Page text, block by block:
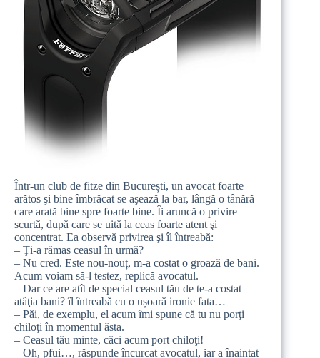
Într-un club de fitze din București, un avocat foarte
arătos şi bine îmbrăcat se aşează la bar, lângă o tânără
care arată bine spre foarte bine. Îi aruncă o privire
scurtă, după care se uită la ceas foarte atent şi
concentrat. Ea observă privirea şi îl întreabă:
– Ţi-a rămas ceasul în urmă?
– Nu cred. Este nou-nouț, m-a costat o groază de bani.
Acum voiam să-l testez, replică avocatul.
– Dar ce are atît de special ceasul tău de te-a costat
atâţia bani? îl întreabă cu o ușoară ironie fata…
– Păi, de exemplu, el acum îmi spune că tu nu porţi
chiloţi în momentul ăsta.
– Ceasul tău minte, căci acum port chiloţi!
– Oh, pfui…, răspunde încurcat avocatul, iar a înaintat